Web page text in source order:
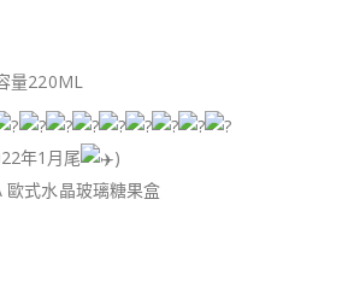
量220ML
年1月尾
)
歐式水晶玻璃糖果盒